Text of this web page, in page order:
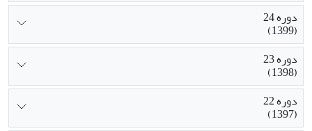
دوره 24
(1399)
دوره 23
(1398)
دوره 22
(1397)